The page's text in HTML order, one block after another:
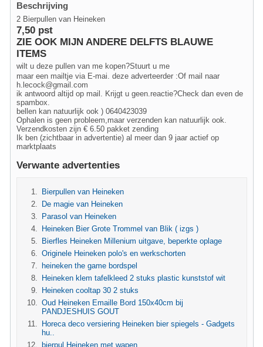
Beschrijving
2 Bierpullen van Heineken
7,50 pst
ZIE OOK MIJN ANDERE DELFTS BLAUWE
ITEMS
wilt u deze pullen van me kopen?Stuurt u me
maar een mailtje via E-mai. deze adverteerder :Of mail naar
h.lecock@gmail.com
ik antwoord altijd op mail. Krijgt u geen.reactie?Check dan even de
spambox.
bellen kan natuurlijk ook ) 0640423039
Ophalen is geen probleem,maar verzenden kan natuurlijk ook.
Verzendkosten zijn € 6.50 pakket zending
Ik ben (zichtbaar in advertentie) al meer dan 9 jaar actief op
marktplaats
Verwante advertenties
Bierpullen van Heineken
De magie van Heineken
Parasol van Heineken
Heineken Bier Grote Trommel van Blik ( izgs )
Bierfles Heineken Millenium uitgave, beperkte oplage
Originele Heineken polo's en werkschorten
heineken the game bordspel
Heineken klem tafelkleed 2 stuks plastic kunststof wit
Heineken cooltap 30 2 stuks
Oud Heineken Emaille Bord 150x40cm bij
PANDJESHUIS GOUT
Horeca deco versiering Heineken bier spiegels - Gadgets
hu..
bierpul Heineken met wapen